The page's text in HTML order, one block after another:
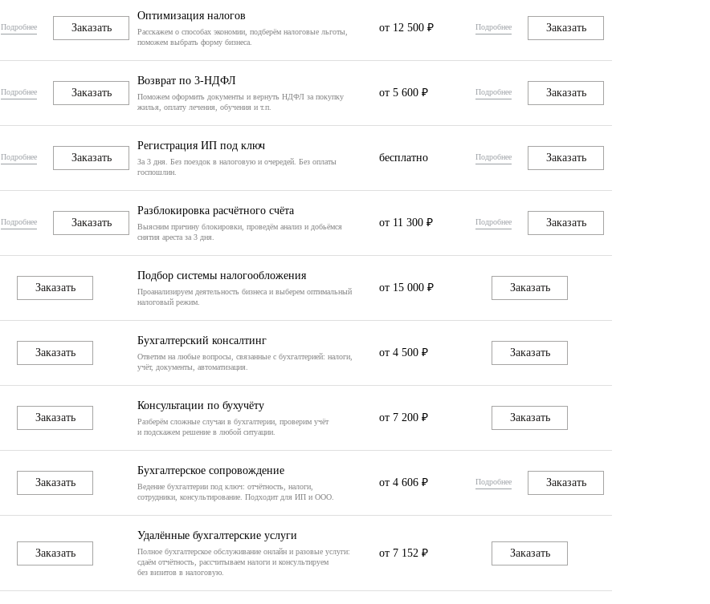
Подробнее Заказать
Оптимизация налогов
Расскажем о способах экономии, подберём налоговые льготы,
поможем выбрать форму бизнеса.
от 12 500 ₽ Подробнее Заказать
Подробнее Заказать
Возврат по 3-НДФЛ
Поможем оформить документы и вернуть НДФЛ за покупку
жилья, оплату лечения, обучения и т.п.
от 5 600 ₽ Подробнее Заказать
Подробнее Заказать
Регистрация ИП под ключ
За 3 дня. Без поездок в налоговую и очередей. Без оплаты
госпошлин.
бесплатно Подробнее Заказать
Подробнее Заказать
Разблокировка расчётного счёта
Выясним причину блокировки, проведём анализ и добьёмся
снятия ареста за 3 дня.
от 11 300 ₽ Подробнее Заказать
Заказать
Подбор системы налогообложения
Проанализируем деятельность бизнеса и выберем оптимальный
налоговый режим.
от 15 000 ₽ Заказать
Заказать
Бухгалтерский консалтинг
Ответим на любые вопросы, связанные с бухгалтерией: налоги,
учёт, документы, автоматизация.
от 4 500 ₽ Заказать
Заказать
Консультации по бухучёту
Разберём сложные случаи в бухгалтерии, проверим учёт
и подскажем решение в любой ситуации.
от 7 200 ₽ Заказать
Заказать
Бухгалтерское сопровождение
Ведение бухгалтерии под ключ: отчётность, налоги,
сотрудники, консультирование. Подходит для ИП и ООО.
от 4 606 ₽ Подробнее Заказать
Заказать
Удалённые бухгалтерские услуги
Полное бухгалтерское обслуживание онлайн и разовые услуги:
сдаём отчётность, рассчитываем налоги и консультируем
без визитов в налоговую.
от 7 152 ₽ Заказать